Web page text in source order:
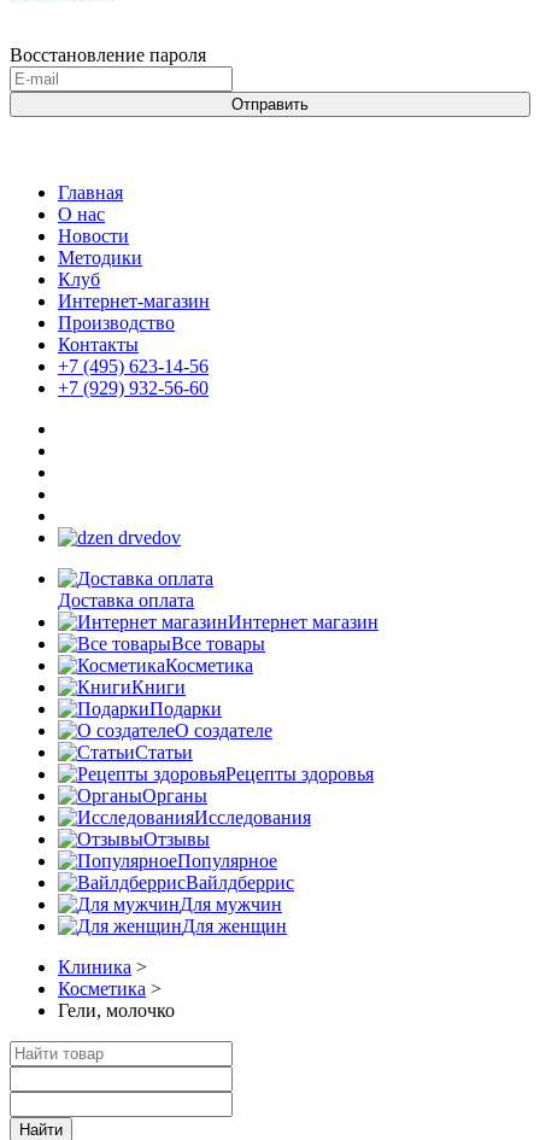
Восстановление пароля
Отправить
Главная
О нас
Новости
Методики
Клуб
Интернет-магазин
Производство
Контакты
+7 (495) 623-14-56
+7 (929) 932-56-60
Доставка оплата
Интернет магазин
Все товары
Косметика
Книги
Подарки
О создателе
Статьи
Рецепты здоровья
Органы
Исследования
Отзывы
Популярное
Вайлдберрис
Для мужчин
Для женщин
Клиника >
Косметика >
Гели, молочко
Найти